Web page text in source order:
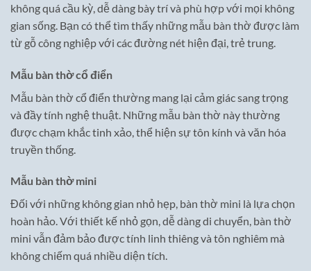
không quá cầu kỳ, dễ dàng bày trí và phù hợp với mọi không
gian sống. Bạn có thể tìm thấy những mẫu bàn thờ được làm
từ gỗ công nghiệp với các đường nét hiện đại, trẻ trung.
Mẫu bàn thờ cổ điển
Mẫu bàn thờ cổ điển thường mang lại cảm giác sang trọng
và đầy tính nghệ thuật. Những mẫu bàn thờ này thường
được chạm khắc tinh xảo, thể hiện sự tôn kính và văn hóa
truyền thống.
Mẫu bàn thờ mini
Đối với những không gian nhỏ hẹp, bàn thờ mini là lựa chọn
hoàn hảo. Với thiết kế nhỏ gọn, dễ dàng di chuyển, bàn thờ
mini vẫn đảm bảo được tính linh thiêng và tôn nghiêm mà
không chiếm quá nhiều diện tích.